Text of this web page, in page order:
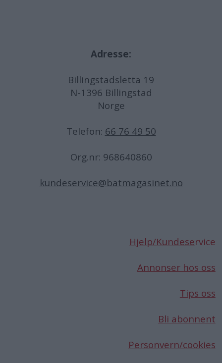
Adresse:
Billingstadsletta 19
N-1396 Billingstad
Norge
Telefon: 66 76 49 50
Org.nr: 968640860
kundeservice@batmagasinet.no
Hjelp/Kundeservice
Annonser hos oss
Tips oss
Bli abonnent
Personvern/cookies